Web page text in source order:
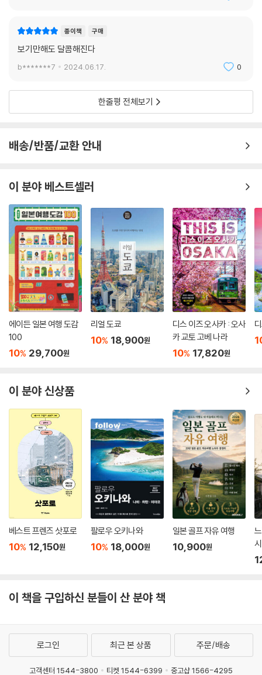
종이책 구매
보기만해도 달콤해진다
b*******7 2024.06.17. 0
한줄평 전체보기
배송/반품/교환 안내
이 분야 베스트셀러
에이든 일본 여행 도감
100
10% 29,700원
리얼 도쿄
10% 18,900원
디스 이즈 오사카 : 오사
카 교토 고베 나라
10% 17,820원
이 분야 신상품
베스트 프렌즈 삿포로
10% 12,150원
팔로우 오키나와
10% 18,000원
일본 골프 자유 여행
10,900원
이 책을 구입하신 분들이 산 분야 책
로그인 최근 본 상품 주문/배송
고객센터 1544-3800 티켓 1544-6399 중고샵 1566-4295